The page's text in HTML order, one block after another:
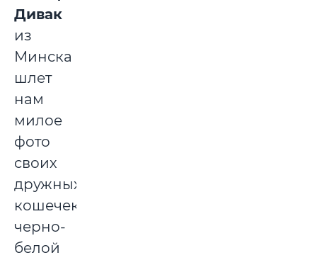
Дивак
из
Минска
шлет
нам
милое
фото
своих
дружных
кошечек:
черно-
белой